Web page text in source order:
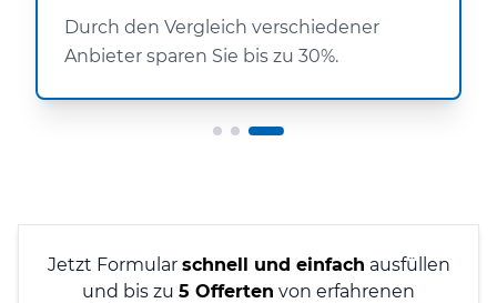
Durch den Vergleich verschiedener
Anbieter sparen Sie bis zu 30%.
Jetzt Formular schnell und einfach ausfüllen
und bis zu 5 Offerten von erfahrenen